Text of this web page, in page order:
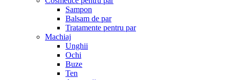
Sampon
Balsam de par
Tratamente pentru par
Machiaj
Unghii
Ochi
Buze
Ten